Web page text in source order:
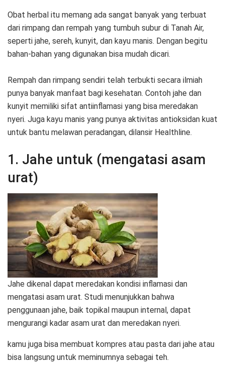
Obat herbal itu memang ada sangat banyak yang terbuat
dari rimpang dan rempah yang tumbuh subur di Tanah Air,
seperti jahe, sereh, kunyit, dan kayu manis. Dengan begitu
bahan-bahan yang digunakan bisa mudah dicari.
Rempah dan rimpang sendiri telah terbukti secara ilmiah
punya banyak manfaat bagi kesehatan. Contoh jahe dan
kunyit memiliki sifat antiinflamasi yang bisa meredakan
nyeri. Juga kayu manis yang punya aktivitas antioksidan kuat
untuk bantu melawan peradangan, dilansir Healthline.
1. Jahe untuk (mengatasi asam
urat)
Jahe dikenal dapat meredakan kondisi inflamasi dan
mengatasi asam urat. Studi menunjukkan bahwa
penggunaan jahe, baik topikal maupun internal, dapat
mengurangi kadar asam urat dan meredakan nyeri.
kamu juga bisa membuat kompres atau pasta dari jahe atau
bisa langsung untuk meminumnya sebagai teh.